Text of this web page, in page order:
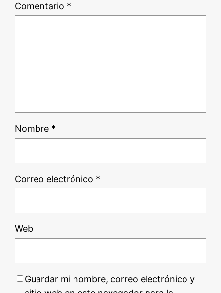
Comentario *
Nombre *
Correo electrónico *
Web
Guardar mi nombre, correo electrónico y